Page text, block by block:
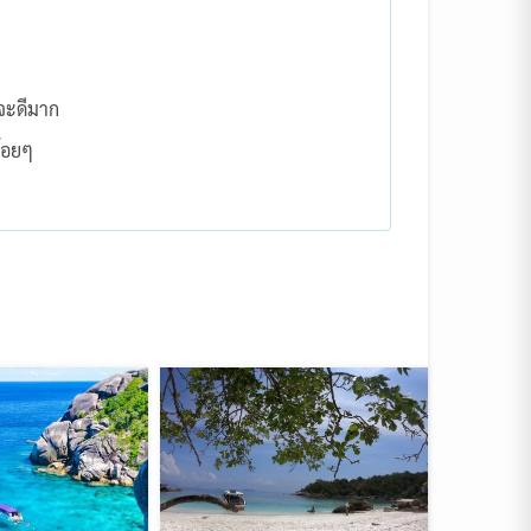
ะดีมาก
ยๆ